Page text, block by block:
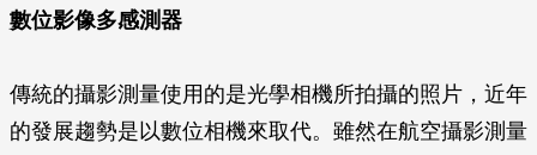
數位影像多感測器
傳統的攝影測量使用的是光學相機所拍攝的照片，近年
的發展趨勢是以數位相機來取代。雖然在航空攝影測量